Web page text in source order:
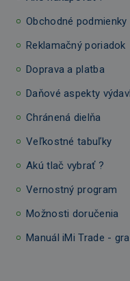
Obchodné podmienky
Reklamačný poriadok
Doprava a platba
Daňové aspekty
Chránená dielňa
Veľkostné tabuľky
Akú tlač vybrať ?
Vernostný program
Možnosti doručenia
Manuál iMi Trade -